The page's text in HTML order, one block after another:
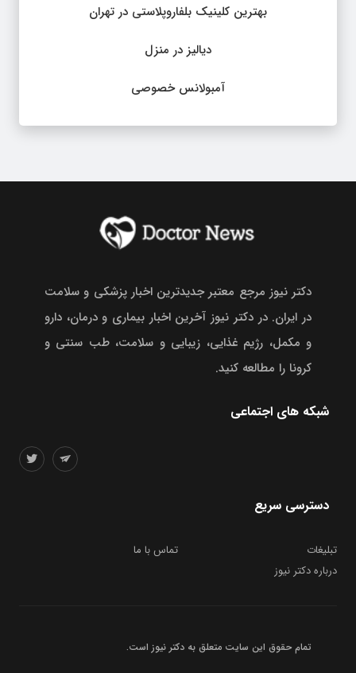
بهترین کلینیک بلفاروپلاستی در تهران
دیالیز در منزل
آمبولانس خصوصی
دکتر نیوز مرجع معتبر جدیدترین اخبار پزشکی و سلامت
در ایران. در دکتر نیوز آخرین اخبار بیماری و درمان، دارو
و مکمل، رژیم غذایی، زیبایی و سلامت، طب سنتی و
کرونا را مطالعه کنید.
شبکه های اجتماعی
دسترسی سریع
تبلیغات
تماس با ما
درباره دکتر نیوز
تمام حقوق این سایت متعلق به دکتر نیوز است.